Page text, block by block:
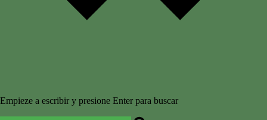
Empieze a escribir y presione Enter para buscar